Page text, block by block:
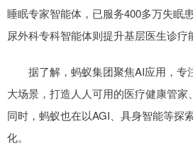
睡眠专家智能体，已服务400多万失眠
尿外科专科智能体则提升基层医生诊疗
据了解，蚂蚁集团聚焦AI应用，专
大场景，打造人人可用的医疗健康管家
同时，蚂蚁也在以AGI、具身智能等探
化。